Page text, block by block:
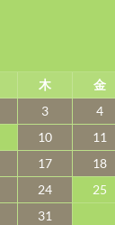
木 金
3 4
10 11
17 18
24 25
31